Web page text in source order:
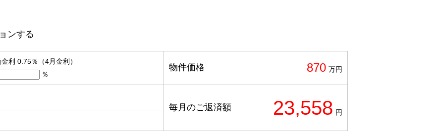
ンする
利 0.75％（4月金利）
％
物件価格 870 万円
毎月のご返済額 23,558 円